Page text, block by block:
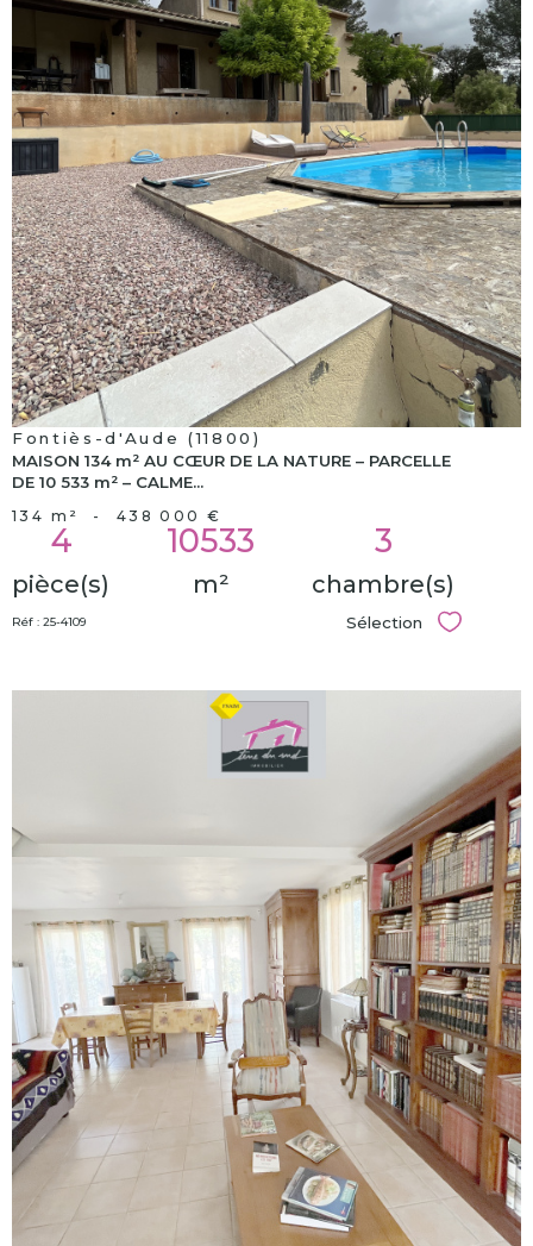
voir le
bien
Fontiès-d'Aude (11800)
MAISON 134 m² AU CŒUR DE LA NATURE – PARCELLE
DE 10 533 m² – CALME...
134 m² - 438 000 €
4
pièce(s)
10533
m²
3
chambre(s)
Réf : 25-4109 Sélection
voir le
bien